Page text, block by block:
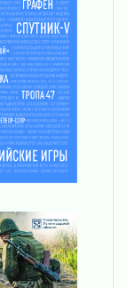
юбилея
добро
в
школа